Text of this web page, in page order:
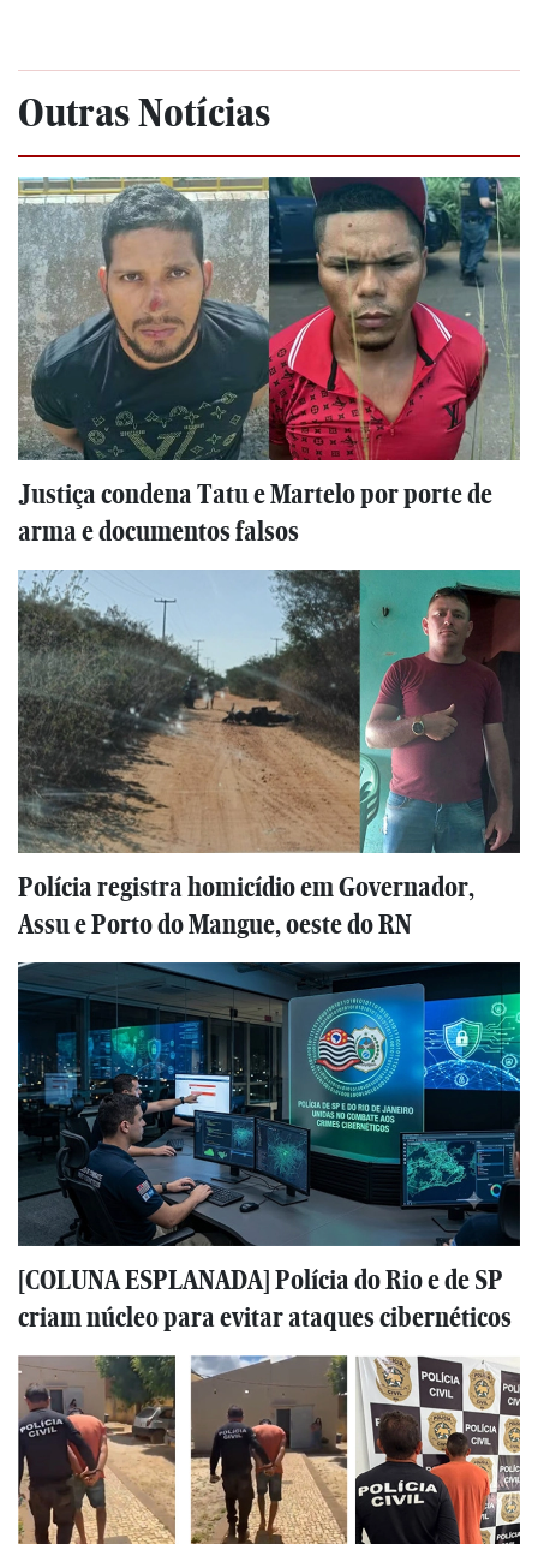
Outras Notícias
Justiça condena Tatu e Martelo por porte de
arma e documentos falsos
Polícia registra homicídio em Governador,
Assu e Porto do Mangue, oeste do RN
[COLUNA ESPLANADA] Polícia do Rio e de SP
criam núcleo para evitar ataques cibernéticos